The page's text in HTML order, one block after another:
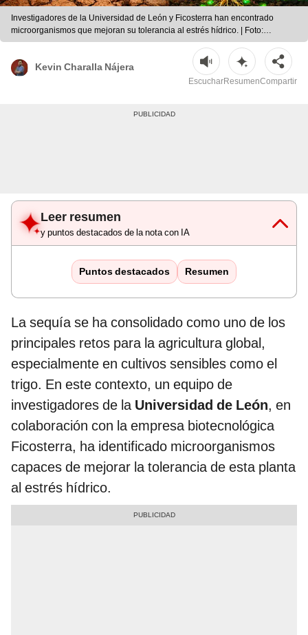
Investigadores de la Universidad de León y Ficosterra han encontrado
microorganismos que mejoran su tolerancia al estrés hídrico. | Foto:
Composición LR | IA | Freepik
Kevin Charalla Nájera
EscucharResumenCompartir
Leer resumen
y puntos destacados de la nota con IA
Puntos destacados Resumen
La sequía se ha consolidado como uno de los
principales retos para la agricultura global,
especialmente en cultivos sensibles como el
trigo. En este contexto, un equipo de
investigadores de la Universidad de León, en
colaboración con la empresa biotecnológica
Ficosterra, ha identificado microorganismos
capaces de mejorar la tolerancia de esta planta
al estrés hídrico.